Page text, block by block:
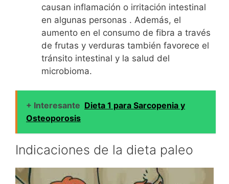
causan inflamación o irritación intestinal
en algunas personas . Además, el
aumento en el consumo de fibra a través
de frutas y verduras también favorece el
tránsito intestinal y la salud del
microbioma.
+ Interesante Dieta 1 para Sarcopenia y
Osteoporosis
Indicaciones de la dieta paleo